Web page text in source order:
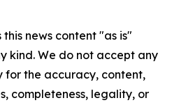
news content "as is"
kind. We do not accept any
for the accuracy, content,
completeness, legality, or